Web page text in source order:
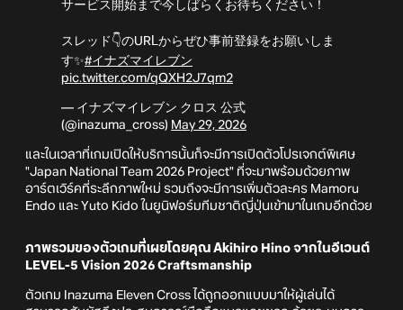
サービス開始まで今しばらくお待ちください！
スレッド👇️のURLからぜひ事前登録をお願いしま
す✨️#イナズマイレブン
pic.twitter.com/qQXH2J7qm2
— イナズマイレブン クロス 公式
(@inazuma_cross) May 29, 2026
และในเวลาที่เกมเปิดให้บริการนั้นก็จะมีการเปิดตัวโปรเจกต์พิเศษ
"Japan National Team 2026 Project" ที่จะมาพร้อมด้วยภาพ
อาร์ตเวิร์คที่ระลึกภาพใหม่ รวมถึงจะมีการเพิ่มตัวละคร Mamoru
Endo และ Yuto Kido ในยูนิฟอร์มทีมชาติญี่ปุ่นเข้ามาในเกมอีกด้วย
ภาพรวมของตัวเกมที่เผยโดยคุณ Akihiro Hino จากในอีเวนต์
LEVEL-5 Vision 2026 Craftsmanship
ตัวเกม Inazuma Eleven Cross ได้ถูกออกแบบมาให้ผู้เล่นได้